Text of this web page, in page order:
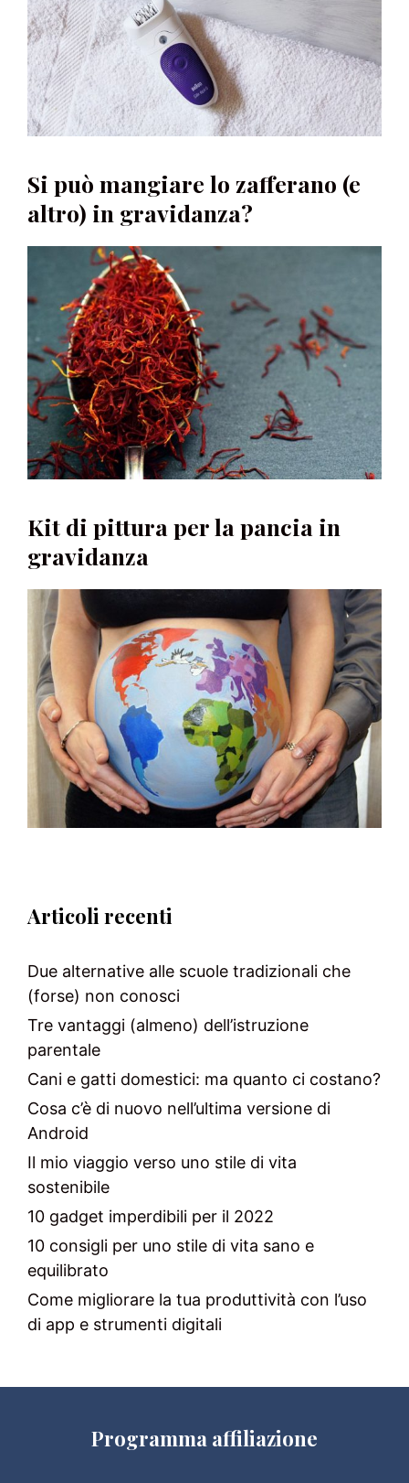
Si può mangiare lo zafferano (e
altro) in gravidanza?
Kit di pittura per la pancia in
gravidanza
Articoli recenti
Due alternative alle scuole tradizionali che
(forse) non conosci
Tre vantaggi (almeno) dell’istruzione
parentale
Cani e gatti domestici: ma quanto ci costano?
Cosa c’è di nuovo nell’ultima versione di
Android
Il mio viaggio verso uno stile di vita
sostenibile
10 gadget imperdibili per il 2022
10 consigli per uno stile di vita sano e
equilibrato
Come migliorare la tua produttività con l’uso
di app e strumenti digitali
Programma affiliazione